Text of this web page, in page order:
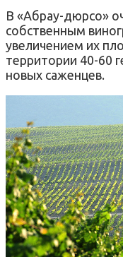
В «Абрау-дюрсо»
собственным
увеличением их
территории 40-60
новых саженцев.